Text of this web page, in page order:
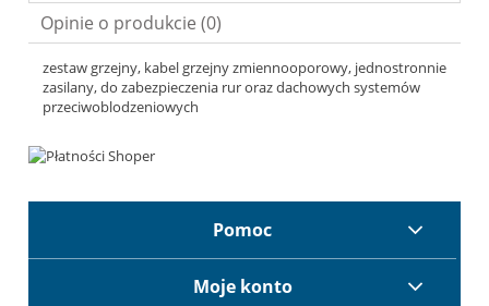
Opinie o produkcie (0)
zestaw grzejny, kabel grzejny zmiennooporowy, jednostronnie
zasilany, do zabezpieczenia rur oraz dachowych systemów
przeciwoblodzeniowych
Pomoc
Moje konto